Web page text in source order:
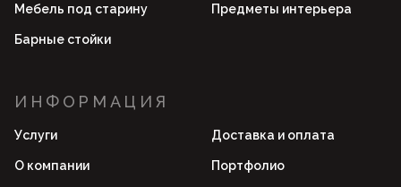
Мебель под старину Предметы интерьера
Барные стойки
ИНФОРМАЦИЯ
Услуги Доставка и оплата
О компании Портфолио